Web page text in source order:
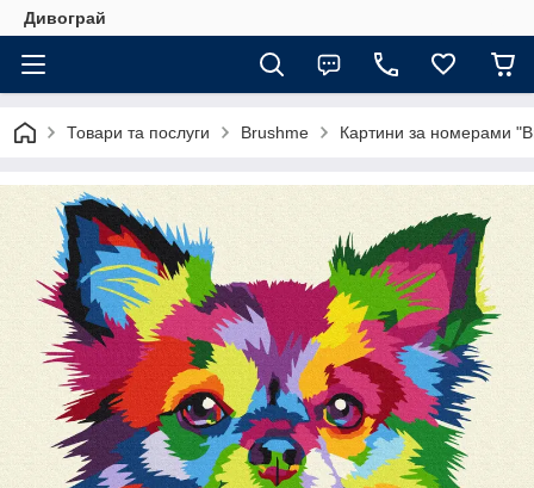
Дивограй
Товари та послуги Brushme Картини за номерами